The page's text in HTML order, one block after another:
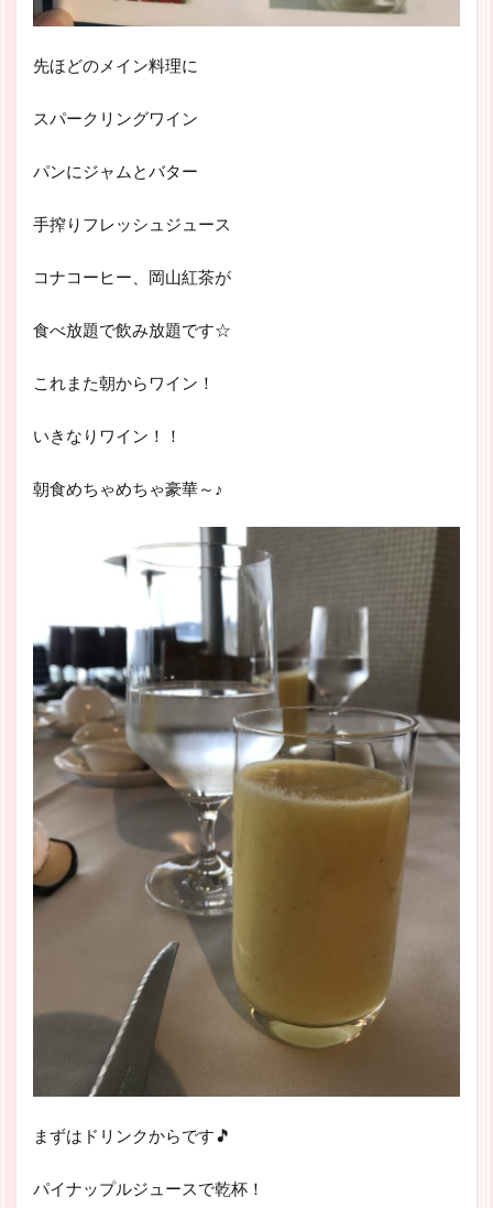
先ほどのメイン料理に
スパークリングワイン
パンにジャムとバター
手搾りフレッシュジュース
コナコーヒー、岡山紅茶が
食べ放題で飲み放題です☆
これまた朝からワイン！
いきなりワイン！！
朝食めちゃめちゃ豪華～♪
まずはドリンクからです🎵
パイナップルジュースで乾杯！